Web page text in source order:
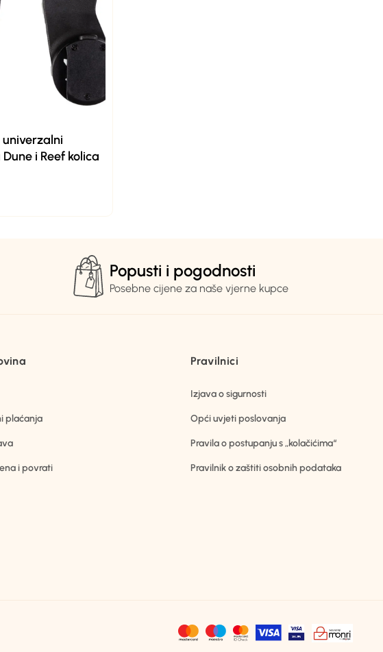
univerzalni
i Reef kolica
Popusti i pogodnosti
Posebne cijene za naše vjerne kupce
plaćanja
i povrati
Pravilnici
Izjava o sigurnosti
Opći uvjeti poslovanja
Pravila o postupanju s „kolačićima“
Pravilnik o zaštiti osobnih podataka